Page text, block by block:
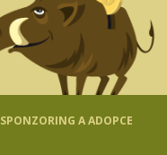
SPONZORING A ADOPCE